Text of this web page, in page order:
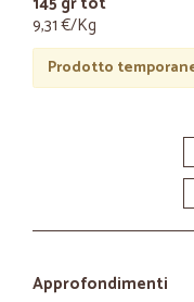
9,31 €/Kg
Prodotto
Approfondimenti